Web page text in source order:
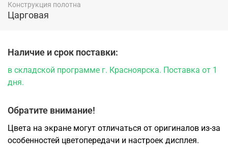
Конструкция полотна
Царговая
Наличие и срок поставки:
в складской программе г. Красноярска. Поставка от 1
дня.
Обратите внимание!
Цвета на экране могут отличаться от оригиналов из-за
особенностей цветопередачи и настроек дисплея.